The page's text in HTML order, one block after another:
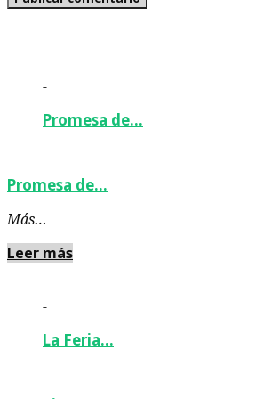
-
Promesa de…
Promesa de…
Más…
Leer más
-
La Feria…